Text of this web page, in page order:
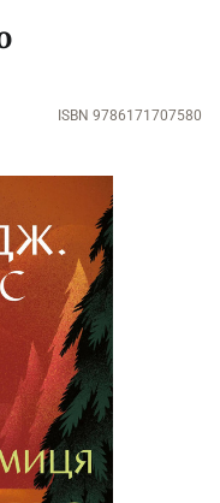
ISBN 9786171707580